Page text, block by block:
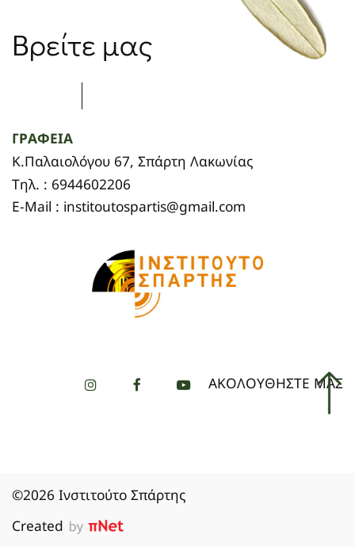
Βρείτε μας
ΓΡΑΦΕΙΑ
Κ.Παλαιολόγου 67, Σπάρτη Λακωνίας
Τηλ. : 6944602206
E-Mail : institoutospartis@gmail.com
ΑΚΟΛΟΥΘΗΣΤΕ ΜΑΣ
©2026 Ινστιτούτο Σπάρτης
Created